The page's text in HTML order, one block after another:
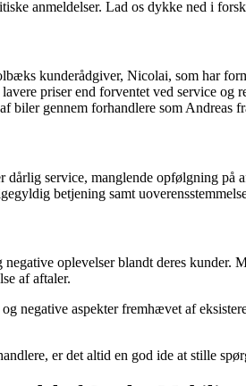
anmeldelser. Lad os dykke ned i
kunderådgiver, Nicolai, som har
priser end forventet ved service og
gennem forhandlere som Andreas
service, manglende opfølgning på
betjening samt
oplevelser blandt deres kunder.
af aftaler.
negative aspekter fremhævet af
er det altid en god ide at stille